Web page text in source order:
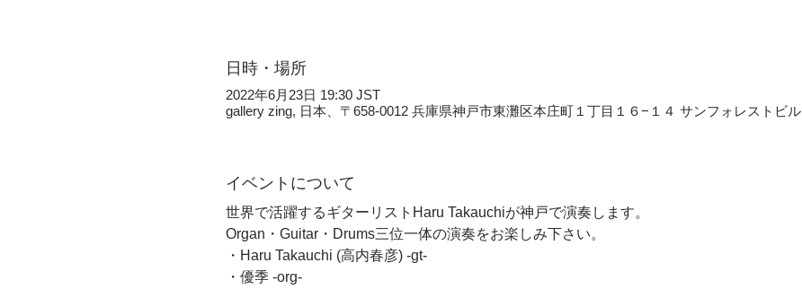
日時・場所
2022年6月23日 19:30 JST
gallery zing, 日本、〒658-0012 兵庫県神戸市東灘区本庄町１丁目１６−１４ サンフォレストビル
イベントについて
世界で活躍するギターリストHaru Takauchiが神戸で演奏します。
Organ・Guitar・Drums三位一体の演奏をお楽しみ下さい。
・Haru Takauchi (高内春彦) -gt-
・優季 -org-